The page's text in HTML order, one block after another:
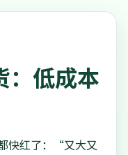
：低成本
快红了：“又大又